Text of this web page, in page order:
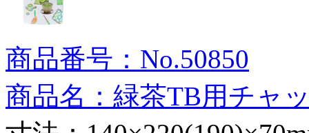
商品番号：No.50850
商品名：緑茶TB用チャ